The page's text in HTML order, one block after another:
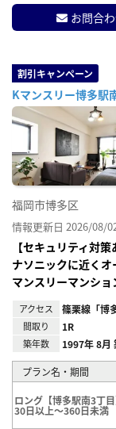
お問合
割引キャンペーン
Kマンスリー博多駅
福岡市博多区
情報更新日 2026/08/
【セキュリティ対
ナソニックに近く
マンスリーマンショ
アクセス 篠栗線「博
間取り 1R
築年数 1997年 8月
プラン名・期間
ロング【博多駅南3丁目
30日以上～360日未満